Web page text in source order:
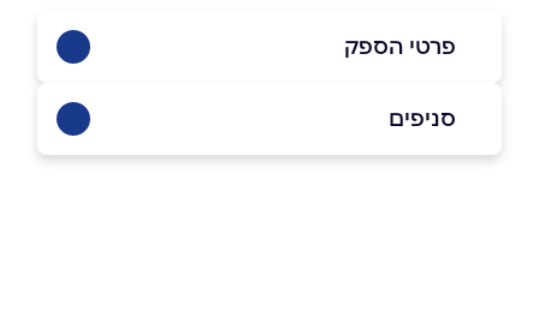
פרטי הספק
באתר בפייסבוק באינסטגרם
סניפים